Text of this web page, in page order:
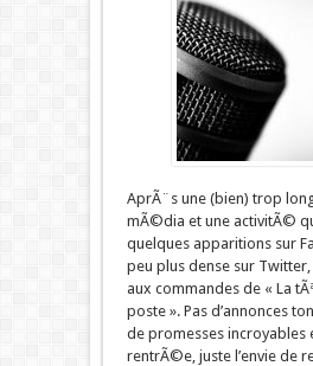
AprÃ¨s une (bien) trop
mÃ©dia et une activitÃ©
quelques apparitions sur
peu plus dense sur
aux commandes de « La
poste ». Pas d’annonces
de promesses incroyables
rentrÃ©e, juste l’envie de